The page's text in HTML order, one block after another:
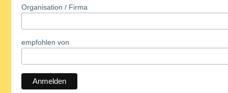
Organisation / Firma
empfohlen von